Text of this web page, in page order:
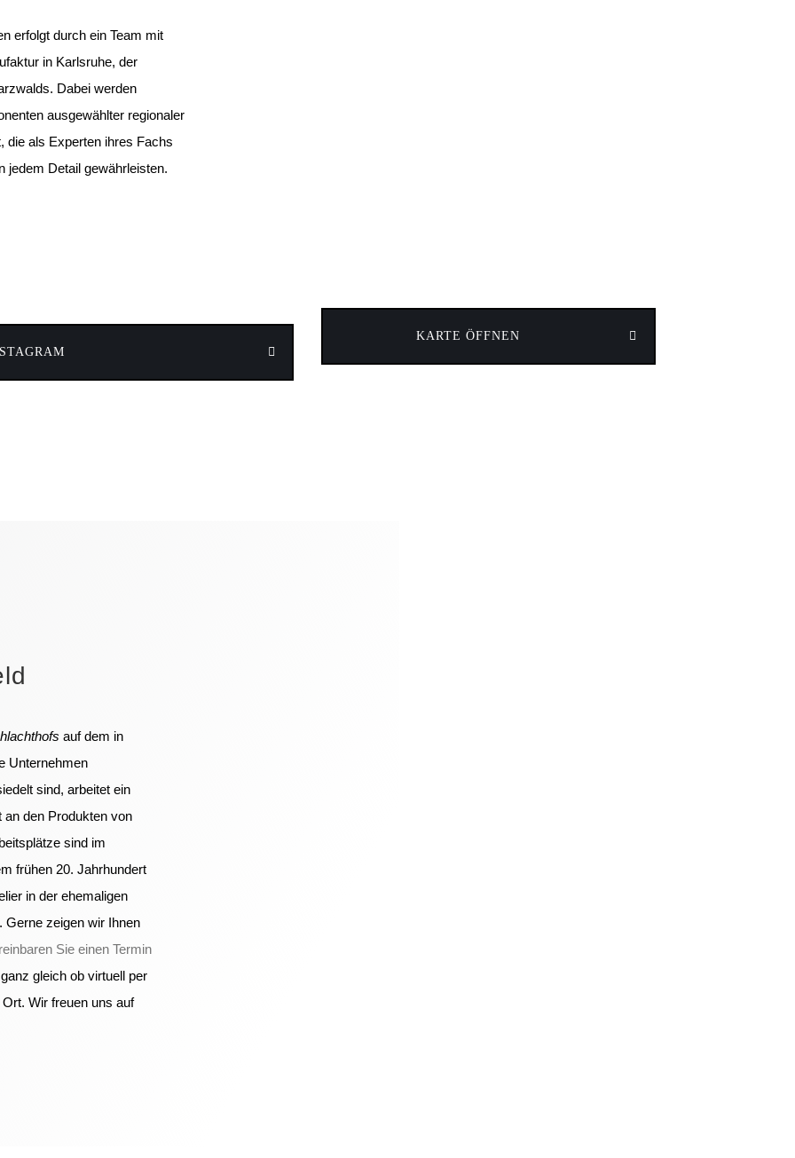
erfolgt durch ein Team mit
in Karlsruhe, der
Dabei werden
ausgewählter regionaler
die als Experten ihres Fachs
jedem Detail gewährleisten.
KARTE ÖFFNEN
auf dem in
Unternehmen
sind, arbeitet ein
an den Produkten von
sind im
frühen 20. Jahrhundert
in derehemaligen
Gerne zeigen wir Ihnen
Sie einen Termin
gleich ob virtuell per
Wir freuen uns auf